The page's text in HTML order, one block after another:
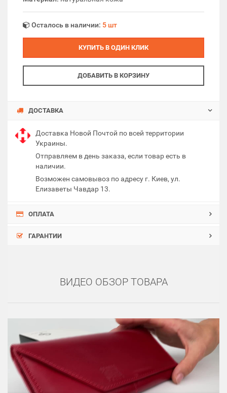
Осталось в наличии: 5 шт
КУПИТЬ В ОДИН КЛИК
ДОБАВИТЬ В КОРЗИНУ
ДОСТАВКА
Доставка Новой Почтой по всей территории
Украины.
Отправляем в день заказа, если товар есть в
наличии.
Возможен самовывоз по адресу г. Киев, ул.
Елизаветы Чавдар 13.
ОПЛАТА
ГАРАНТИИ
ВИДЕО ОБЗОР ТОВАРА